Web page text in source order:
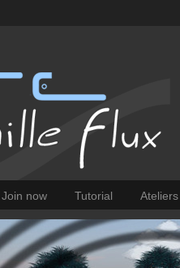
now Tutorial